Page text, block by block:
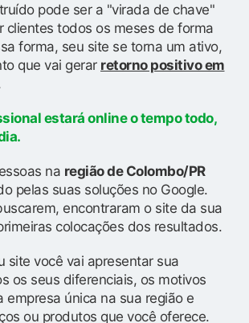
pode ser a "virada de chave"
clientes todos os meses de forma
forma, seu site se torna um ativo,
que vai gerar retorno positivo em
estará online o tempo todo,
na região de Colombo/PR
pelas suas soluções no Google.
encontraram o site da sua
colocações dos resultados.
site você vai apresentar sua
os seus diferenciais, os motivos
empresa única na sua região e
ou produtos que você oferece.